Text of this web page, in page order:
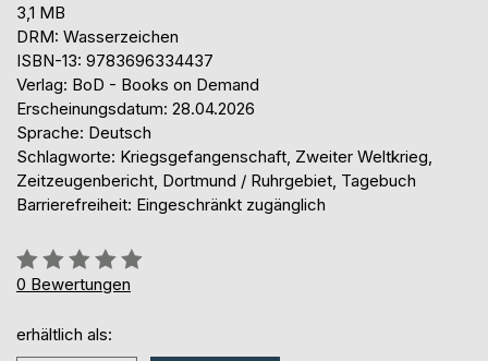
3,1 MB
DRM: Wasserzeichen
ISBN-13: 9783696334437
Verlag: BoD - Books on Demand
Erscheinungsdatum: 28.04.2026
Sprache: Deutsch
Schlagworte: Kriegsgefangenschaft, Zweiter Weltkrieg,
Zeitzeugenbericht, Dortmund / Ruhrgebiet, Tagebuch
Barrierefreiheit: Eingeschränkt zugänglich
Bewertung::
0%
0 Bewertungen
erhältlich als: